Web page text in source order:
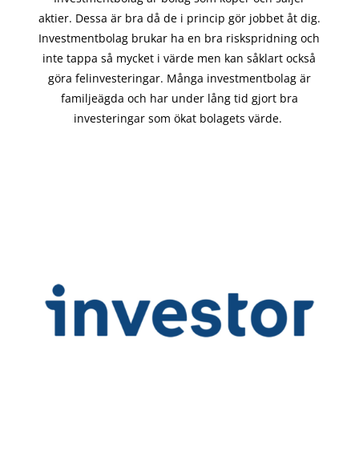
aktier. Dessa är bra då de i princip görjobbet åt dig.
Investmentbolag brukar ha en bra riskspridning och
inte tappa så mycket i värde men kan såklart också
göra felinvesteringar. Många investmentbolag är
familjeägda och har under lång tid gjort bra
investeringar som ökat bolagets värde.